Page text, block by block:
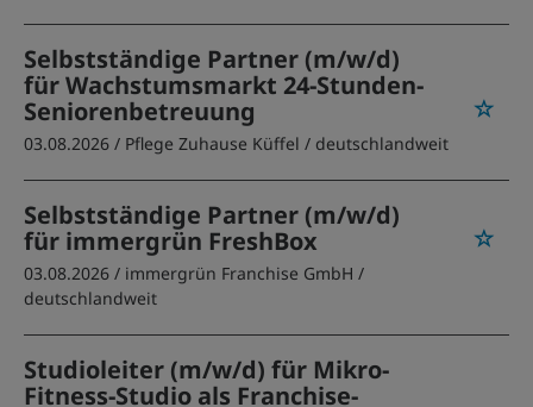
Selbstständige Partner (m/w/d)
für Wachstumsmarkt 24-Stunden-
Seniorenbetreuung
03.08.2026 / Pflege Zuhause Küffel / deutschlandweit
Selbstständige Partner (m/w/d)
für immergrün FreshBox
03.08.2026 / immergrün Franchise GmbH /
deutschlandweit
Studioleiter (m/w/d) für Mikro-
Fitness-Studio als Franchise-